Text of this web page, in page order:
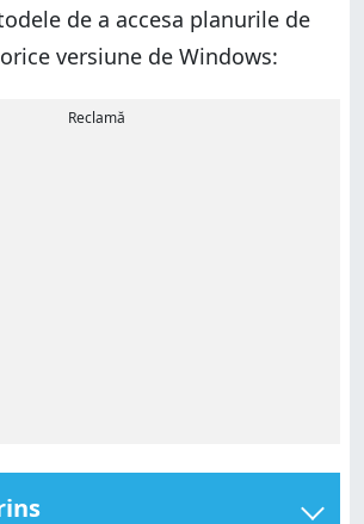
de a accesa planurile de
versiune de Windows:
Reclamă